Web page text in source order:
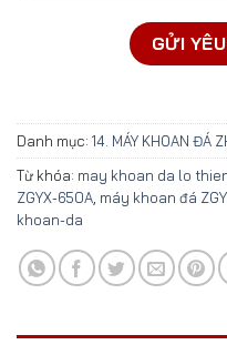
Danh mục: 14. MÁY KHOAN ĐÁ
Từ khóa: may khoan da lo
ZGYX-650A máy khoan đá
khoan-da